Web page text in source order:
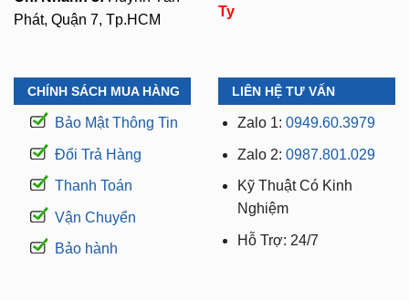
Phát, Quận 7, Tp.HCM
Ty
CHÍNH SÁCH MUA HÀNG
Bảo Mật Thông Tin
Đổi Trả Hàng
Thanh Toán
Vận Chuyển
Bảo hành
LIÊN HỆ TƯ VẤN
Zalo 1: 0949.60.3979
Zalo 2: 0987.801.029
Kỹ Thuật Có Kinh
Nghiệm
Hỗ Trợ: 24/7